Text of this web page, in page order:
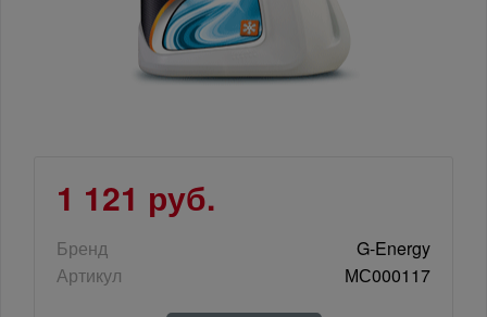
1 121 руб.
Бренд
G-Energy
Артикул
МС000117